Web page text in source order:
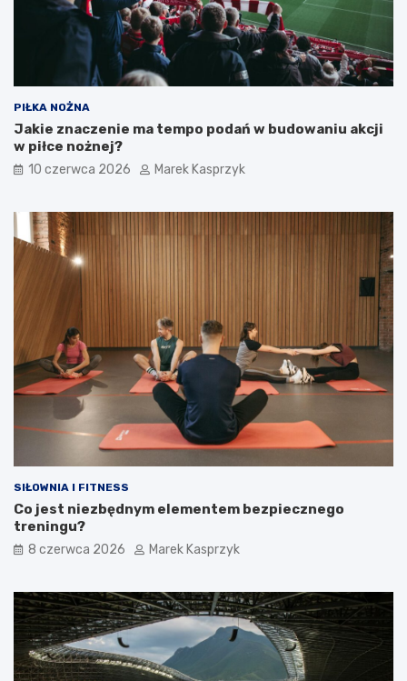
PIŁKA NOŻNA
Jakie znaczenie ma tempo podań w budowaniu akcji
w piłce nożnej?
10 czerwca 2026 Marek Kasprzyk
SIŁOWNIA I FITNESS
Co jest niezbędnym elementem bezpiecznego
treningu?
8 czerwca 2026 Marek Kasprzyk